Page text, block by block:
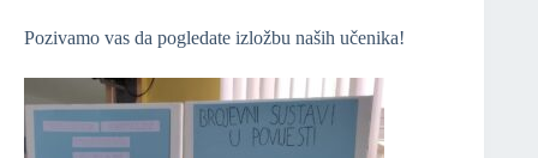
Pozivamo vas da pogledate izložbu naših učenika!